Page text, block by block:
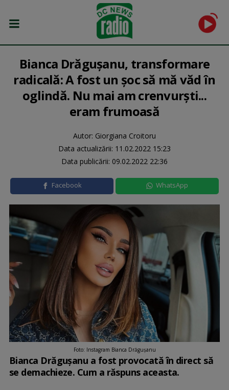
Bianca Drăgușanu, transformare
radicală: A fost un șoc să mă văd în
oglindă. Nu mai am crenvurști...
eram frumoasă
Autor: Giorgiana Croitoru
Data actualizării: 11.02.2022 15:23
Data publicării: 09.02.2022 22:36
Facebook WhatsApp
Foto: Instagram Bianca Drăgușanu
Bianca Drăgușanu a fost provocată în direct să
se demachieze. Cum a răspuns aceasta.